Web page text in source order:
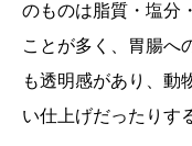
のものは脂質・塩分
ことが多く、胃腸へ
も透明感があり、動
い仕上げだったりす